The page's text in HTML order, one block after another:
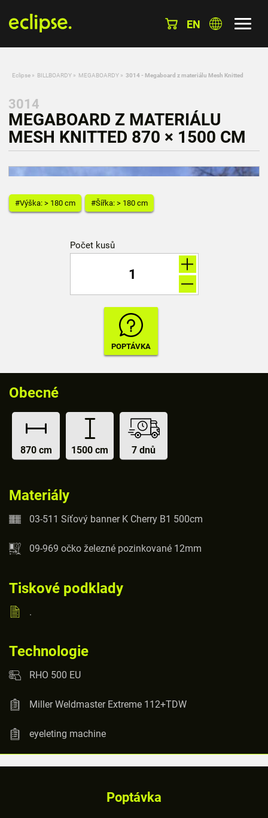
EN
Eclipse » BILLBOARDY » MEGABOARDY » 3014 - Megaboard z materiálu Mesh Knitted
3014
MEGABOARD Z MATERIÁLU
MESH KNITTED 870 × 1500 CM
#Výška: > 180 cm #Šířka: > 180 cm
Počet kusů
Obecné
870 cm 1500 cm 7 dnů
Materiály
03-511 Síťový banner K Cherry B1 500cm
09-969 očko železné pozinkované 12mm
Tiskové podklady
.
Technologie
RHO 500 EU
Miller Weldmaster Extreme 112+TDW
eyeleting machine
Poptávka